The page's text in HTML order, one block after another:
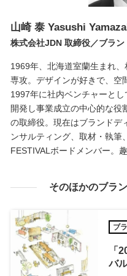
山崎 泰 Yasushi
株式会社JDN 取締役／ブラ
1969年、北海道室蘭生まれ
専攻。デザインが好きで、空
1997年に社内ベンチャーと
開発し事業成立の中心的な役
の取締役。現在はブランドデ
ンサルティング、取材・執筆
FESTIVALボードメンバー。
そのほかのブラ
ブ
「
バ